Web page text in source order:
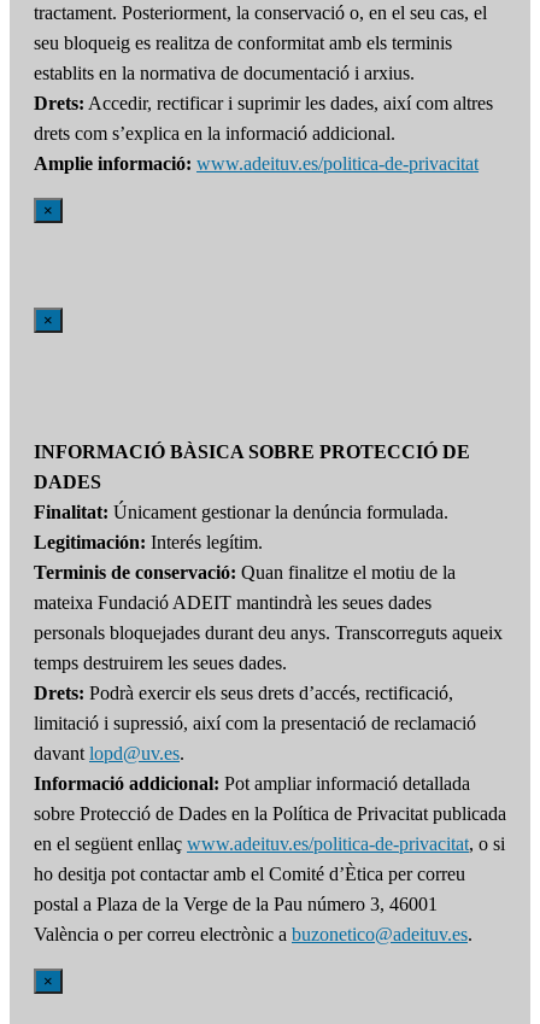
tractament. Posteriorment, la conservació o, en el seu cas, el
seu bloqueig es realitza de conformitat amb els terminis
establits en la normativa de documentació i arxius.
Drets: Accedir, rectificar i suprimir les dades, així com altres
drets com s’explica en la informació addicional.
Amplie informació: www.adeituv.es/politica-de-privacitat
×
×
INFORMACIÓ BÀSICA SOBRE PROTECCIÓ DE
DADES
Finalitat: Únicament gestionar la denúncia formulada.
Legitimación: Interés legítim.
Terminis de conservació: Quan finalitze el motiu de la
mateixa Fundació ADEIT mantindrà les seues dades
personals bloquejades durant deu anys. Transcorreguts aqueix
temps destruirem les seues dades.
Drets: Podrà exercir els seus drets d’accés, rectificació,
limitació i supressió, així com la presentació de reclamació
davant lopd@uv.es.
Informació addicional: Pot ampliar informació detallada
sobre Protecció de Dades en la Política de Privacitat publicada
en el següent enllaç www.adeituv.es/politica-de-privacitat, o si
ho desitja pot contactar amb el Comité d’Ètica per correu
postal a Plaza de la Verge de la Pau número 3, 46001
València o per correu electrònic a buzonetico@adeituv.es.
×